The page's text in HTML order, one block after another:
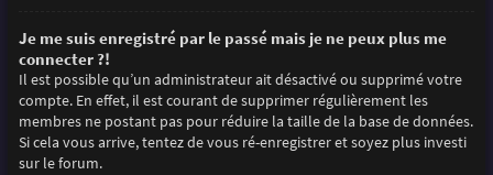
Je me suis enregistré par le passé mais je ne peux plus me
connecter ?!
Il est possible qu’un administrateur ait désactivé ou supprimé votre
compte. En effet, il est courant de supprimer régulièrement les
membres ne postant pas pour réduire la taille de la base de données.
Si cela vous arrive, tentez de vous ré-enregistrer et soyez plus investi
sur le forum.